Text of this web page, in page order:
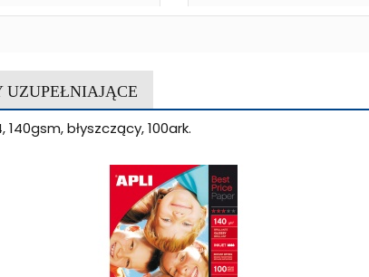
UZUPEŁNIAJĄCE
błyszczący, 100ark.